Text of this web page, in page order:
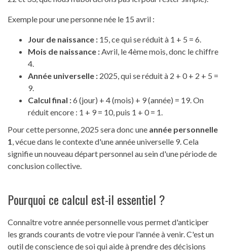
Exemple pour une personne née le 15 avril :
Jour de naissance : 15, ce qui se réduit à 1 + 5 = 6.
Mois de naissance :Avril, le 4ème mois, donc le chiffre
4.
Année universelle : 2025, qui se réduit à 2 + 0 + 2 + 5 =
9.
Calcul final :6 (jour) + 4 (mois) + 9 (année) = 19. On
réduit encore : 1 + 9 = 10, puis 1 + 0 = 1.
Pour cette personne, 2025 sera donc une année personnelle
1, vécue dans le contexte d'une année universelle 9. Cela
signifie un nouveau départ personnel au sein d'une période de
conclusion collective.
Pourquoi ce calcul est-il essentiel ?
Connaître votre année personnelle vous permet d'anticiper
les grands courants de votre vie pour l'année à venir. C'est un
outil de conscience de soi qui aide à prendre des décisions